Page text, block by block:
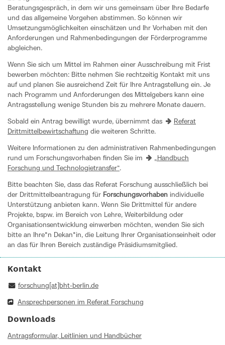
Beratungsgespräch, in dem wir uns gemeinsam über Ihre Bedarfe
und das allgemeine Vorgehen abstimmen. So können wir
Umsetzungsmöglichkeiten einschätzen und Ihr Vorhaben mit den
Anforderungen und Rahmenbedingungen der Förderprogramme
abgleichen.
Wenn Sie sich um Mittel im Rahmen einer Ausschreibung mit Frist
bewerben möchten: Bitte nehmen Sie rechtzeitig Kontakt mit uns
auf und planen Sie ausreichend Zeit für Ihre Antragstellung ein. Je
nach Programm und Anforderungen des Mittelgebers kann eine
Antragsstellung wenige Stunden bis zu mehrere Monate dauern.
Sobald ein Antrag bewilligt wurde, übernimmt das
Referat
Drittmittelbewirtschaftung die weiteren Schritte.
Weitere Informationen zu den administrativen Rahmenbedingungen
rund um Forschungsvorhaben finden Sie im
„Handbuch
Forschung und Technologietransfer“.
Bitte beachten Sie, dass das Referat Forschung ausschließlich bei
der Drittmittelbeantragung für Forschungsvorhaben individuelle
Unterstützung anbieten kann. Wenn Sie Drittmittel für andere
Projekte, bspw. im Bereich von Lehre, Weiterbildung oder
Organisationsentwicklung einwerben möchten, wenden Sie sich
bitte an Ihre*n Dekan*in, die Leitung Ihrer Organisationseinheit oder
an das für Ihren Bereich zuständige Präsidiumsmitglied.
Kontakt
forschung[at]bht-berlin.de
Ansprechpersonen im Referat Forschung
Downloads
Antragsformular, Leitlinien und Handbücher